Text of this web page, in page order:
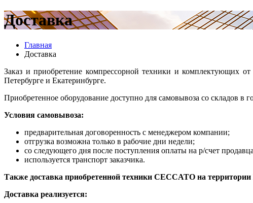
Доставка
Главная
Доставка
Заказ и приобретение компрессорной техники и комплектующих
Петербурге и Екатеринбурге.
Приобретенное оборудование доступно для самовывоза со складов
Условия самовывоза:
предварительная договоренность с менеджером компании;
отгрузка возможна только в рабочие дни недели;
со следующего дня после поступления оплаты на р/счет
используется транспорт заказчика.
Также доставка приобретенной техники CECCATO на
Доставка реализуется: